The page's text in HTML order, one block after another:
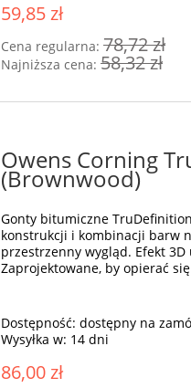
59,85 zł
Cena regularna:78,72 zł
Najniższa cena:58,32 zł
Owens Corning
(Brownwood)
Gonty bitumiczne
konstrukcji i kombinacji barw
przestrzenny wygląd. Efekt
Zaprojektowane, by opierać
Dostępność: dostępny na
Wysyłka w: 14 dni
86,00 zł